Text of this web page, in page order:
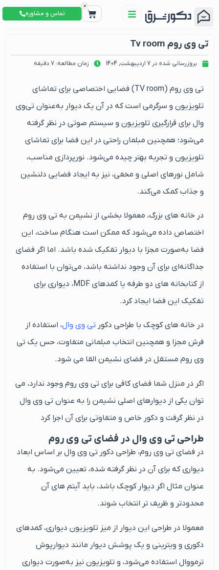
0
تماس و مشاوره
تی وی روم Tv room
بروزرسانی شده در 7 اردیبهشت, 1404 زمان مطالعه: 7 دقیقه
تی وی روم (TV room) فضایی اختصاصی برای تماشای
تلویزیون و سرگرمی است که در آن یک دیوار به‌عنوان تی‌وی
وال برای قرارگیری تلویزیون و سیستم صوتی در نظر گرفته
می‌شود؛ همچنین مبلمان راحتی در این فضا برای تماشای
تلویزیون و تجربه بهتر چیده می‌شود. نورپردازی مناسب،
شامل نورهای اصلی و مخفی، نیز به ایجاد فضایی دلنشین
و جذاب کمک می‌کند.
در خانه‌ های بزرگ، معمولا بخشی از نشیمن به تی‌ وی ‌روم
اختصاص داده می‌شود که ممکن است هنگام ساخت، این
فضا به‌صورت مجزا با دیوار تفکیک شده باشد. اما اگر فضای
جداگانه‌ای برای آن وجود نداشته باشد، می‌توان با استفاده
از کتابخانه‌ های دو طرفه یا کمدهای MDF، دیواری برای
تفکیک این فضا ایجاد کرد.
در خانه‌ های کوچک با طراحی دکور تی‌ وی‌ وال، استفاده از
فرش مجزا و همچنین انتخاب مبلمانی متفاوت، حس یک تی‌
وی‌ روم مستقل در فضای نشیمن القا می شود.
اگر در منزل شما فضای کافی برای تی وی روم وجود ندارد، می
توان یکی از دیوارهای اصلی نشیمن را به عنوان تی وی وال
در نظر گرفت و دکور خاص و متفاوتی برای آن اجرا کرد
طراحی تی وی وال در فضای تی وی روم
در فضای تی‌ وی‌ روم، طراحی دکور تی‌ وی‌ وال بر اساس ابعاد
دیواری که برای آن در نظر گرفته شده، تعیین می‌شود. به
‌عنوان‌ مثال اگر دیوار کوچک باشد، باید آیتم‌ های آن
محدودتر و ظریف‌ تر انتخاب شوند.
معمولا در طراحی این دیوار از میز تلویزیون دیواری، کمدهای
دکوری و ویترینی و یک پوشش دیوار مانند دیوارپوش
ترمووال استفاده می‌شود، و تلویزیون نیز به‌صورت دیواری